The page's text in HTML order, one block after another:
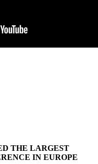
THE LARGEST
IN EUROPE